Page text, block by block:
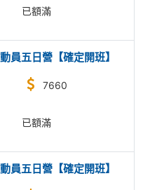
已額滿
員五日營【確定開班】
7660
已額滿
員五日營【確定開班】